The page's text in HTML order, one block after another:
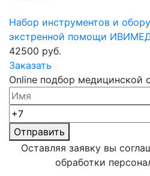
Набор инструментов и
экстренной помощи
42500 руб.
Заказать
Online подбор медицинской
Отправить
Оставляя заявку вы
обработки